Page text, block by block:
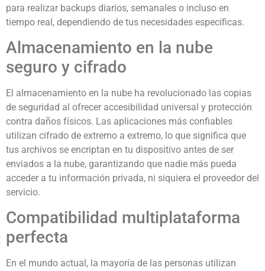
para realizar backups diarios, semanales o incluso en
tiempo real, dependiendo de tus necesidades específicas.
Almacenamiento en la nube
seguro y cifrado
El almacenamiento en la nube ha revolucionado las copias
de seguridad al ofrecer accesibilidad universal y protección
contra daños físicos. Las aplicaciones más confiables
utilizan cifrado de extremo a extremo, lo que significa que
tus archivos se encriptan en tu dispositivo antes de ser
enviados a la nube, garantizando que nadie más pueda
acceder a tu información privada, ni siquiera el proveedor del
servicio.
Compatibilidad multiplataforma
perfecta
En el mundo actual, la mayoría de las personas utilizan